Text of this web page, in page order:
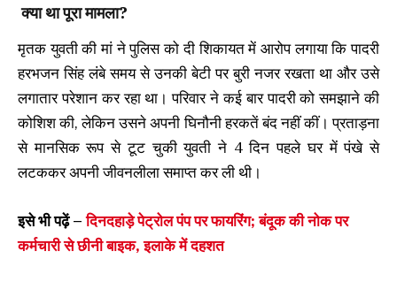
क्या था पूरा मामला?
मृतक युवती की मां ने पुलिस को दी शिकायत में आरोप लगाया कि पादरी
हरभजन सिंह लंबे समय से उनकी बेटी पर बुरी नजर रखता था और उसे
लगातार परेशान कर रहा था। परिवार ने कई बार पादरी को समझाने की
कोशिश की, लेकिन उसने अपनी घिनौनी हरकतें बंद नहीं कीं। प्रताड़ना
से मानसिक रूप से टूट चुकी युवती ने 4 दिन पहले घर में पंखे से
लटककर अपनी जीवनलीला समाप्त कर ली थी।
इसे भी पढ़ें –दिनदहाड़े पेट्रोल पंप पर फायरिंग; बंदूक की नोक पर
कर्मचारी से छीनी बाइक, इलाके में दहशत